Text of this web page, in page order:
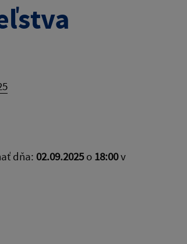
dňa: 02.09.2025o 18:00v